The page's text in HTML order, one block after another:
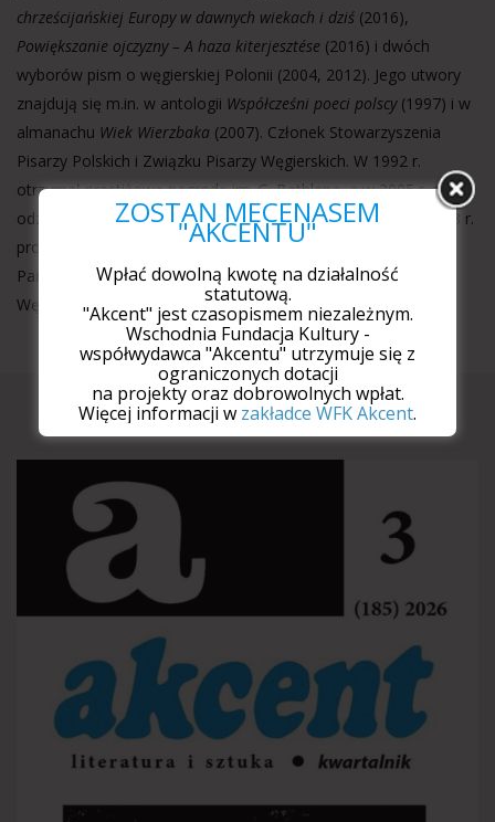
chrześcijańskiej Europy w dawnych wiekach i dziś (2016),
Powiększanie ojczyzny – A haza kiterjesztése (2016) i dwóch
wyborów pism o węgierskiej Polonii (2004, 2012). Jego utwory
znajdują się m.in. w antologii Współcześni poeci polscy(1997) i w
almanachu Wiek Wierzbaka (2007). Członek Stowarzyszenia
Pisarzy Polskich i Związku Pisarzy Węgierskich. W 1992 r.
otrzymał prestiżową nagrodę im. G. Bethlena, a w 2005 r. został
odznaczony Krzyżem Kawalerskim Orderu Zasługi RP. W 2013 r.
prowadzone przez niego muzeum wyróżniono węgierską
Państwową Nagrodą Narodowościową. Jego żona jest
Węgierką.
Najnowszy numer
ZOSTAŃ MECENASEM
"AKCENTU"
Wpłać dowolną kwotę na działalność
statutową.
"Akcent" jest czasopismem niezależnym.
Wschodnia Fundacja Kultury -
współwydawca "Akcentu" utrzymuje się z
ograniczonych dotacji
na projekty oraz dobrowolnych wpłat.
Więcej informacji w zakładce WFK Akcent.